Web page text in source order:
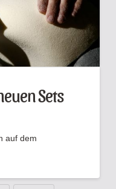
Sets
auf dem